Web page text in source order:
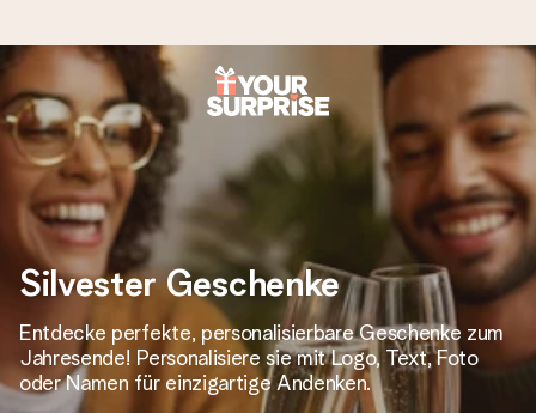
Heute bestellt, in 1 Werktag verschickt
Wir bereiten dein Geschenk sorgfältig vor und schicken es
blitzschnell – damit du es genau zum richtigen Zeitpunkt
überreichen kannst, wenn es am meisten zählt.
4,8 (basierend auf +15.000 Bewertungen)
Unsere Geschenke begeistern. Kunden bewerten uns mit
4,8 bei Google Reviews (Gesamtergebnis aller Länder, in
die wir versenden).
Silvester Geschenke
Entdecke perfekte, personalisierbare Geschenke zum
Jahresende! Personalisiere sie mit Logo, Text, Foto
oder Namen für einzigartige Andenken.